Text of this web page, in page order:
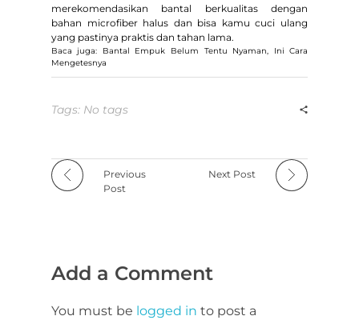
merekomendasikan bantal berkualitas dengan
bahan microfiber halus dan bisa kamu cuci ulang
yang pastinya praktis dan tahan lama.
Baca juga: Bantal Empuk Belum Tentu Nyaman, Ini Cara
Mengetesnya
Tags: No tags
Previous
Post
Next Post
Add a Comment
You must be logged in to post a